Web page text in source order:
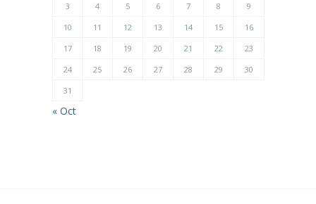
3
4 5 6 7 8
9
10
11 12 13 14 15
16
17
18 19 20 21 22
23
24
25 26 27 28 29
30
31
« Oct